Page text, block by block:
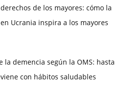
de los mayores: cómo la
Ucrania inspira a los mayores
la demencia según la OMS: hasta
con hábitos saludables